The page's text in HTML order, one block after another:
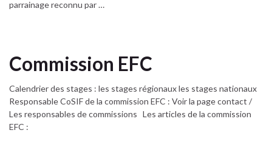
parrainage reconnu par …
Commission EFC
Calendrier des stages : les stages régionaux les stages nationaux
Responsable CoSIF de la commission EFC : Voir la page contact /
Les responsables de commissions Les articles de la commission
EFC :